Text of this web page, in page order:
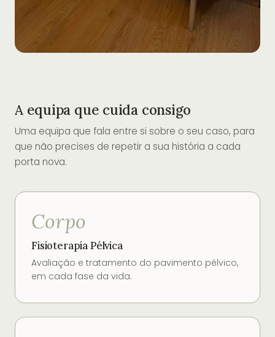
A equipa que cuida consigo
Uma equipa que fala entre si sobre o seu caso, para
que não precises de repetir a sua história a cada
porta nova.
Corpo
Fisioterapia Pélvica
Avaliação e tratamento do pavimento pélvico,
em cada fase da vida.